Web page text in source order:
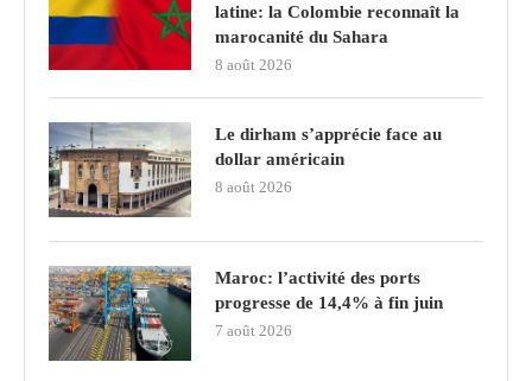
latine: la Colombie reconnaît la
marocanité du Sahara
8 août 2026
Le dirham s’apprécie face au
dollar américain
8 août 2026
Maroc: l’activité des ports
progresse de 14,4% à fin juin
7 août 2026